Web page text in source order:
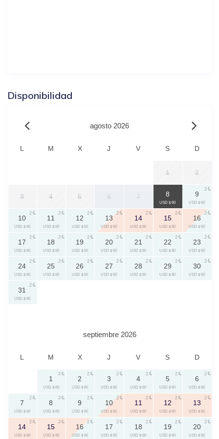
Disponibilidad
agosto 2026
L M X J V S D
1 2
3 4 5 6 7 8
USD $ 60
9
USD $ 60
2
10
USD $ 60
2
11
USD $ 60
2
12
USD $ 60
2
13
USD $ 60
2
14
USD $ 60
2
15
USD $ 60
2
16
USD $ 60
2
17
USD $ 60
2
18
USD $ 60
2
19
USD $ 60
2
20
USD $ 60
2
21
USD $ 60
2
22
USD $ 60
2
23
USD $ 60
2
24
USD $ 60
2
25
USD $ 60
2
26
USD $ 60
2
27
USD $ 60
2
28
USD $ 60
2
29
USD $ 60
2
30
USD $ 60
2
31
USD $ 60
2
septiembre 2026
L M X J V S D
1
USD $ 60
2
2
USD $ 60
2
3
USD $ 60
2
4
USD $ 60
2
5
USD $ 60
2
6
USD $ 60
2
7
USD $ 60
2
8
USD $ 60
2
9
USD $ 60
2
10
USD $ 60
2
11
USD $ 60
2
12
USD $ 60
2
13
USD $ 60
2
14
USD $ 60
2
15
USD $ 60
2
16
USD $ 60
2
17
USD $ 60
2
18
USD $ 60
2
19
USD $ 60
2
20
USD $ 60
2